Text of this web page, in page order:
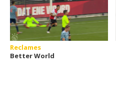
Reclames
Better World